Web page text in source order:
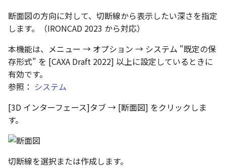
断面図の方向に対して、切断線から表示したい深さを指定
します。（IRONCAD 2023 から対応）
本機能は、メニュー → オプション → システム "既定の保
存形式" を [CAXA Draft 2022] 以上に設定しているときに
有効です。
参照： システム
[3D インターフェース]タブ → [断面図] をクリックしま
す。
切断線を選択または作成します。